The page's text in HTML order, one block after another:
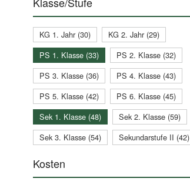
KG 1. Jahr (30)
KG 2. Jahr (29)
PS 1. Klasse (33)
PS 2. Klasse (32)
PS 3. Klasse (36)
PS 4. Klasse (43)
PS 5. Klasse (42)
PS 6. Klasse (45)
Sek 1. Klasse (48)
Sek 2. Klasse (59)
Sek 3. Klasse (54)
Sekundarstufe II (42)
Kosten